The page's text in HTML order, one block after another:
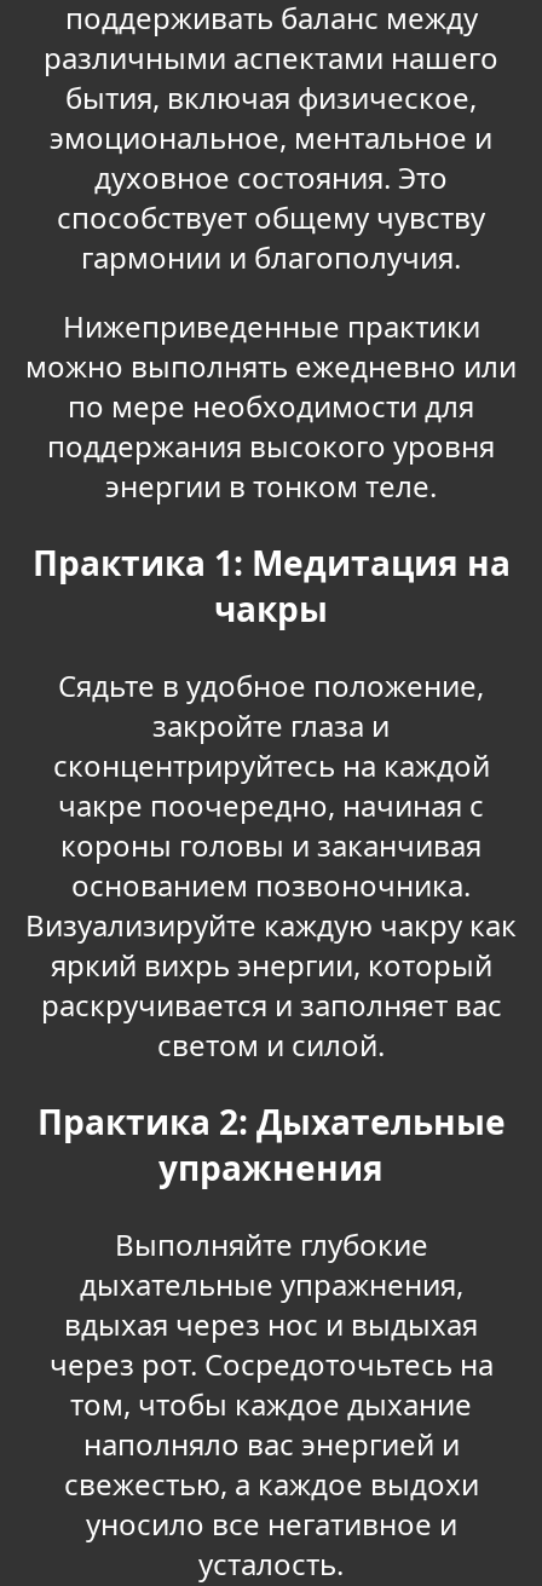
поддерживать баланс между
различными аспектами нашего
бытия, включая физическое,
эмоциональное, ментальное и
духовное состояния. Это
способствует общему чувству
гармонии и благополучия.
Нижеприведенные практики
можно выполнять ежедневно или
по мере необходимости для
поддержания высокого уровня
энергии в тонком теле.
Практика 1: Медитация на
чакры
Сядьте в удобное положение,
закройте глаза и
сконцентрируйтесь на каждой
чакре поочередно, начиная с
короны головы и заканчивая
основанием позвоночника.
Визуализируйте каждую чакру как
яркий вихрь энергии, который
раскручивается и заполняет вас
светом и силой.
Практика 2: Дыхательные
упражнения
Выполняйте глубокие
дыхательные упражнения,
вдыхая через нос и выдыхая
через рот. Сосредоточьтесь на
том, чтобы каждое дыхание
наполняло вас энергией и
свежестью, а каждое выдохи
уносило все негативное и
усталость.